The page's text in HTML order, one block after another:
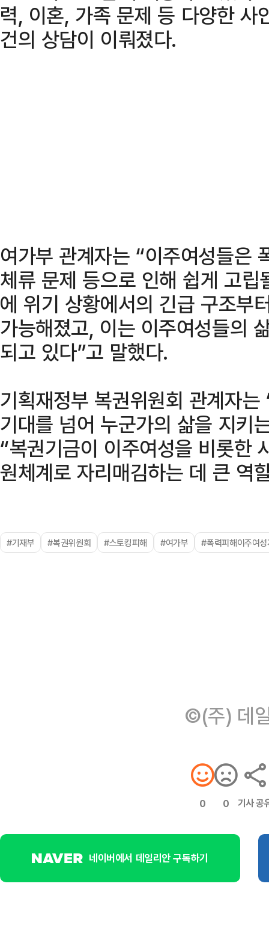
력, 이혼, 가족 문제 등 다양한
건의 상담이 이뤄졌다.
여가부 관계자는 “이주여성들은
체류 문제 등으로 인해 쉽게 고
에 위기 상황에서의 긴급 구조부
가능해졌고, 이는 이주여성들의
되고 있다”고 말했다.
기획재정부 복권위원회 관계자
기대를 넘어 누군가의 삶을 지키
“복권기금이 이주여성을 비롯한
원체계로 자리매김하는 데 큰 역
#기재부 #복권위원회 #스토킹피해 #여가부 #폭력피해이주여
©(주) 데
0 0 기사 공
네이버에서 데일리안 구독하기